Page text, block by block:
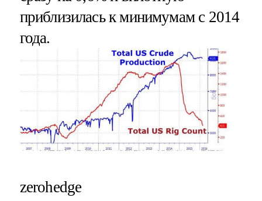
приблизилась к минимумам с 2014
года.
zerohedge